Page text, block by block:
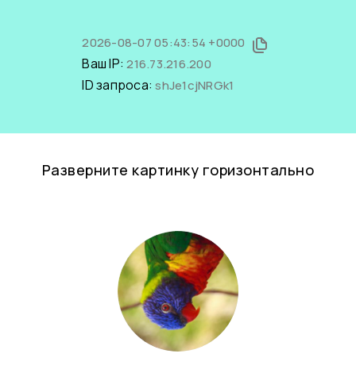
2026-08-07 05:43:54 +0000
Ваш IP:216.73.216.200
ID запроса:shJe1cjNRGk1
Разверните картинку горизонтально